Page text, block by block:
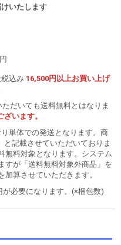
いたします
込み 16,500円以上お買い上げ
だいても送料無料とはなりま
います。
単体での発送となります。商
記載させていただいておりま
無料対象となります。システム
すが「送料無料対象外商品」を
算させていただきます。
必要になります。(×梱包数)